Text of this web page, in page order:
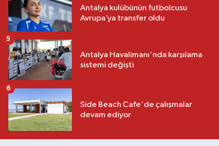
Antalya kulübünün futbolcusu
Avrupa’ya transfer oldu
Antalya Havalimanı'nda karşılama
sistemi değişti
5
Side Beach Cafe'de çalışmalar
devam ediyor
6